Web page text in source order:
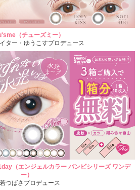
（チューズミー）
ター・ゆうこすプロデュース
（エンジェルカラー バンビシリーズ ワンデ
ー）
つばさプロデュース